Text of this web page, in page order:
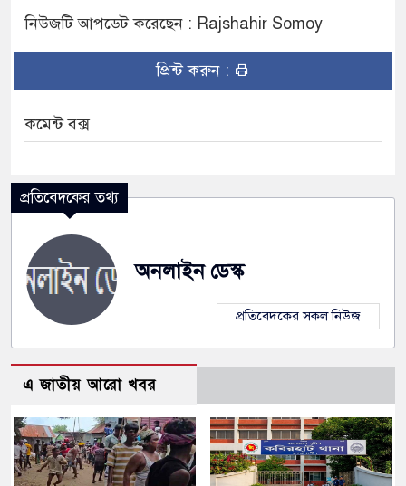
নিউজটি আপডেট করেছেন : Rajshahir Somoy
প্রিন্ট করুন :
কমেন্ট বক্স
প্রতিবেদকের তথ্য
অনলাইন ডেস্ক
প্রতিবেদকের সকল নিউজ
এ জাতীয় আরো খবর